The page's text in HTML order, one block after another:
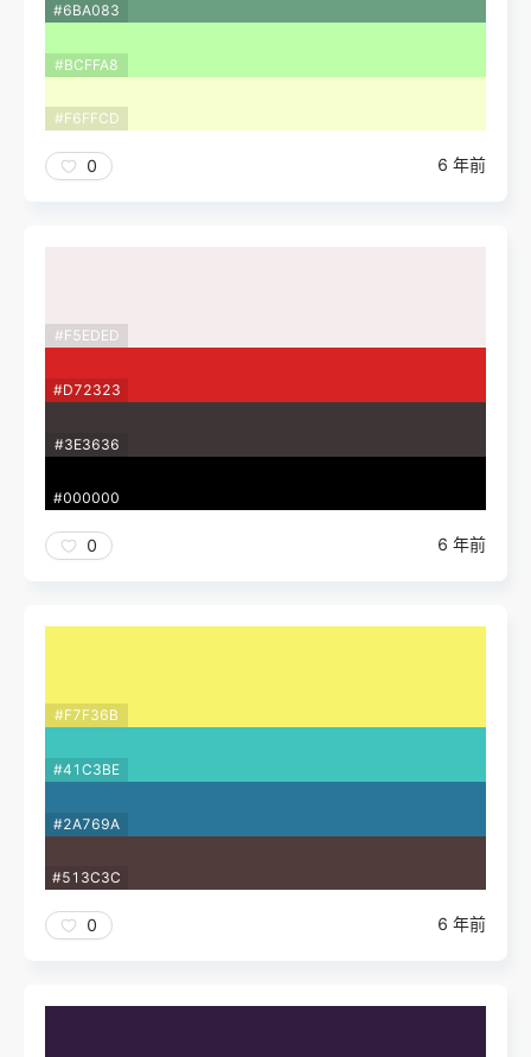
#6BA083
#BCFFA8
#F6FFCD
0 6 年前
#F5EDED
#D72323
#3E3636
#000000
0 6 年前
#F7F36B
#41C3BE
#2A769A
#513C3C
0 6 年前